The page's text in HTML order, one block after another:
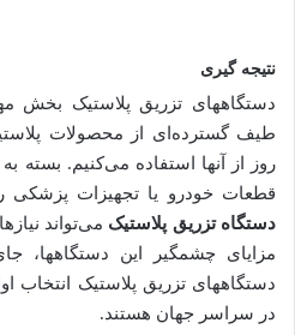
نتیجه گیری
دستگاه­های تزریق پلاستیک بخش
طیف گسترده‌ای از محصولات
روز از آنها استفاده می‌کنیم. بسته
قطعات خودرو یا تجهیزات پزشکی
دستگاه­ تزریق پلاستیک می‌تواند
مزایای چشمگیر این دستگاه­ها،
دستگاه­های تزریق پلاستیک انتخاب
در سراسر جهان هستند.